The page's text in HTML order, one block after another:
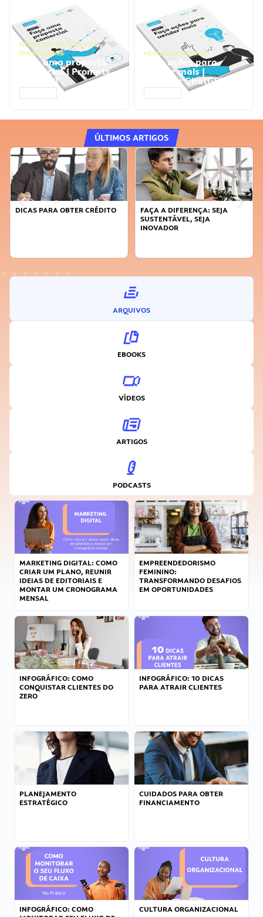
NEGÓCIOS, PROCESSOS
EMPRESARIAIS
Faça uma proposta
comercial | Prompts
ChatGPT
NEGÓCIOS, VENDAS
Faça ações para
vender mais |
Prompts ChatGPT
ÚLTIMOS ARTIGOS
DICAS PARA OBTER CRÉDITO
FAÇA A DIFERENÇA: SEJA
SUSTENTÁVEL, SEJA
INOVADOR
ARQUIVOS
EBOOKS
VÍDEOS
ARTIGOS
PODCASTS
MARKETING DIGITAL: COMO
CRIAR UM PLANO, REUNIR
IDEIAS DE EDITORIAIS E
MONTAR UM CRONOGRAMA
MENSAL
EMPREENDEDORISMO
FEMININO:
TRANSFORMANDO DESAFIOS
EM OPORTUNIDADES
INFOGRÁFICO: COMO
CONQUISTAR CLIENTES DO
ZERO
INFOGRÁFICO: 10 DICAS
PARA ATRAIR CLIENTES
PLANEJAMENTO
ESTRATÉGICO
CUIDADOS PARA OBTER
FINANCIAMENTO
INFOGRÁFICO: COMO
CULTURA ORGANIZACIONAL